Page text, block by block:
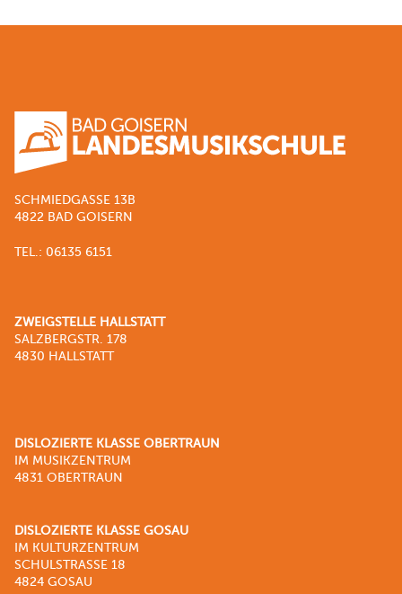
SCHMIEDGASSE 13B
4822 BAD GOISERN
TEL.: 06135 6151
ZWEIGSTELLE HALLSTATT
SALZBERGSTR. 178
4830 HALLSTATT
DISLOZIERTE KLASSE OBERTRAUN
IM MUSIKZENTRUM
4831 OBERTRAUN
DISLOZIERTE KLASSE GOSAU
IM KULTURZENTRUM
SCHULSTRASSE 18
4824 GOSAU